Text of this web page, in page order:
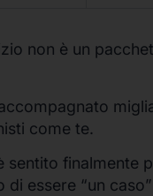
non è un
come te.
sentito finalmente
di essere “un